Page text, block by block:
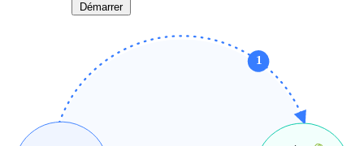
Démarrer
1